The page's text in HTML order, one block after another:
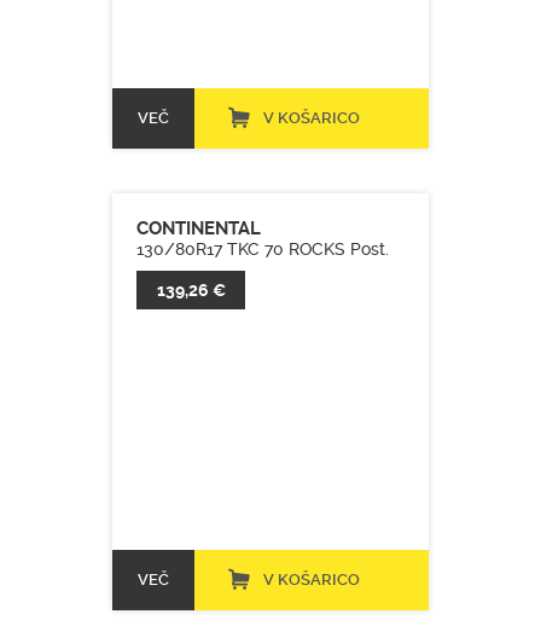
VEČ V KOŠARICO
CONTINENTAL
130/80R17 TKC 70 ROCKS Post.
139,26 €
VEČ V KOŠARICO